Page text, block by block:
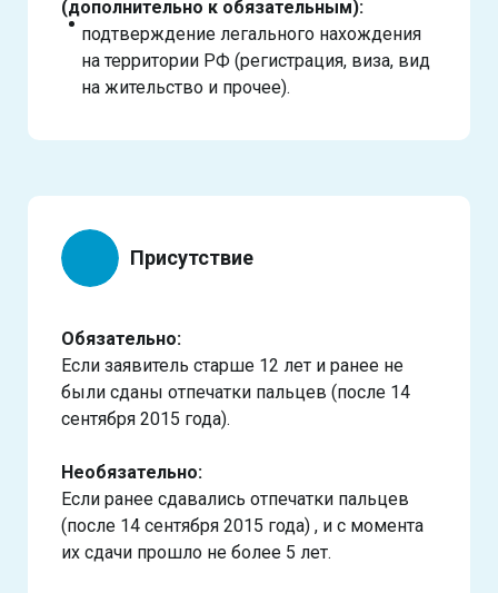
(дополнительно к обязательным):
подтверждение легального нахождения
на территории РФ (регистрация, виза, вид
на жительство и прочее).
Присутствие
Обязательно:
Если заявитель старше 12 лет и ранее не
были сданы отпечатки пальцев (после 14
сентября 2015 года).
Необязательно:
Если ранее сдавались отпечатки пальцев
(после 14 сентября 2015 года) , и с момента
их сдачи прошло не более 5 лет.